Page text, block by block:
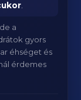
a
gyors
éhséget és
érdemes